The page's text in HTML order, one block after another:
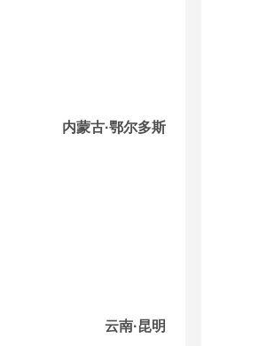
内蒙古·鄂尔多斯
云南·昆明